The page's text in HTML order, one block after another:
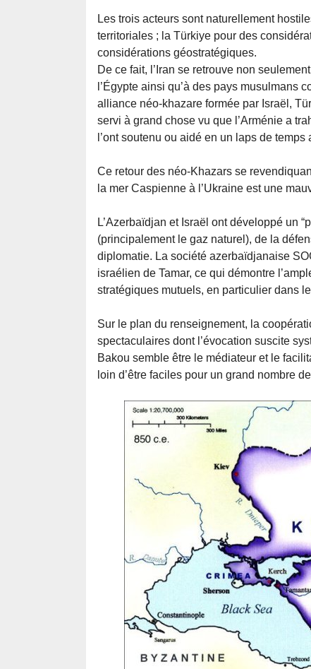
Les trois acteurs sont naturellement
territoriales ; la Türkiye pour des
considérations géostratégiques.
De ce fait, l’Iran se retrouve non
l’Égypte ainsi qu’à des pays musulmans
alliance néo-khazare formée par Israël,
servi à grand chose vu que l’Arménie a
l’ont soutenu ou aidé en un laps de temps
Ce retour des néo-Khazars se
la mer Caspienne à l’Ukraine est une
L’Azerbaïdjan et Israël ont développé un
(principalement le gaz naturel), de la
diplomatie. La société azerbaïdjanaise
israélien de Tamar, ce qui démontre
stratégiques mutuels, en particulier dans
Sur le plan du renseignement, la
spectaculaires dont l’évocation suscite
Bakou semble être le médiateur et le
loin d’être faciles pour un grand nombre